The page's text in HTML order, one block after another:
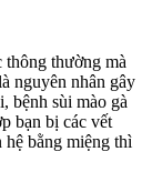
thông thường mà
nguyên nhân gây
bệnh sùi mào gà
bạn bị các vết
hệ bằng miệng thì